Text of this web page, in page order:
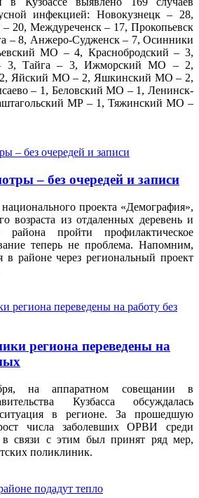
инфекцией: Новокузнецк – 28,
20, Междуреченск – 17, Прокопьевск
– 8, Анжеро-Судженск – 7, Осинники
МО – 4, Краснобродский – 3,
– 3, Тайга – 3, Ижморский МО – 2,
Яйский МО – 2, Яшкинский МО – 2,
– 1, Беловский МО – 1, Ленинск-
МР – 1, Тяжинский МО –
– без очередей и записи
проекта «Демография»,
возраста из отдаленных деревень и
района пройти профилактическое
теперь не проблема. Напомним,
в районе через региональный проект
региона переведены на
на аппаратном совещании в
Кузбасса обсуждалась
ситуация в регионе. За прошедшую
числа заболевших ОРВИ среди
в связи с этим был принят ряд мер,
поликлиник.